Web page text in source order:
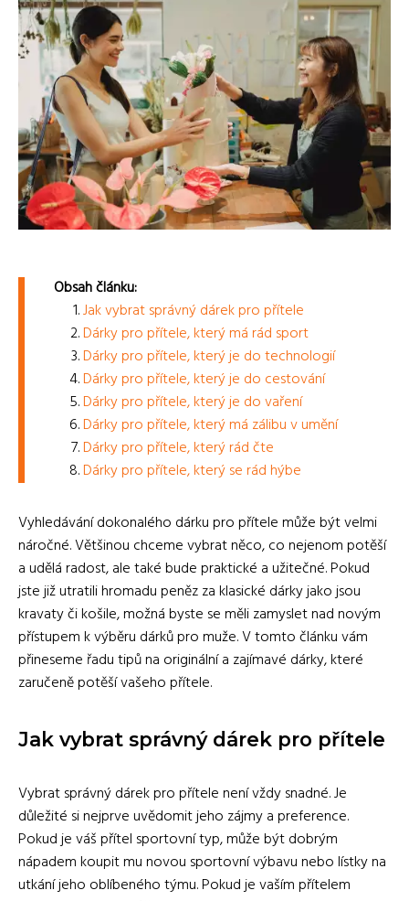
Obsah článku:
Jak vybrat správný dárek pro přítele
Dárky pro přítele, který má rád sport
Dárky pro přítele, který je do technologií
Dárky pro přítele, který je do cestování
Dárky pro přítele, který je do vaření
Dárky pro přítele, který má zálibu v umění
Dárky pro přítele, který rád čte
Dárky pro přítele, který se rád hýbe
Vyhledávání dokonalého dárku pro přítele může být velmi
náročné. Většinou chceme vybrat něco, co nejenom potěší
a udělá radost, ale také bude praktické a užitečné. Pokud
jste již utratili hromadu peněz za klasické dárky jako jsou
kravaty či košile, možná byste se měli zamyslet nad novým
přístupem k výběru dárků pro muže. V tomto článku vám
přineseme řadu tipů na originální a zajímavé dárky, které
zaručeně potěší vašeho přítele.
Jak vybrat správný dárek pro přítele
Vybrat správný dárek pro přítele není vždy snadné. Je
důležité si nejprve uvědomit jeho zájmy a preference.
Pokud je váš přítel sportovní typ, může být dobrým
nápadem koupit mu novou sportovní výbavu nebo lístky na
utkání jeho oblíbeného týmu. Pokud je vaším přítelem